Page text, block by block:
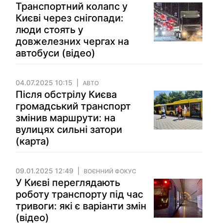
Транспортний колапс у
Києві через снігопади:
люди стоять у
довжелезних чергах на
автобуси (відео)
04.07.2025 10:15 АВТО
Після обстрілу Києва
громадський транспорт
змінив маршрути: на
вулицях сильні затори
(карта)
09.01.2025 12:49 ВОЄННИЙ ФОКУС
У Києві переглядають
роботу транспорту під час
тривоги: які є варіанти змін
(відео)